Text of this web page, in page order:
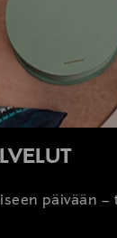
päivään –